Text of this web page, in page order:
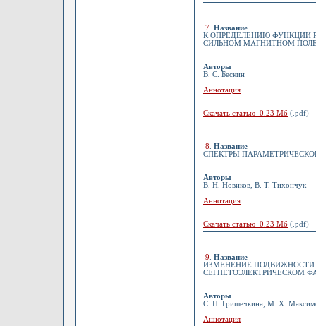
7 Название
К ОПРЕДЕЛЕНИЮ ФУНКЦИИ
СИЛЬНОМ МАГНИТНОМ
Авторы
В. С. Бескин
Аннотация
Скачать статью 0.23 Мб (.pdf)
8
Название
СПЕКТРЫ
Авторы
В. Н. Новиков, В. Т. Тихончук
Аннотация
Скачать статью 0.23 Мб (.pdf)
9
Название
ИЗМЕНЕНИЕ ПОДВИЖНОСТИ
СЕГНЕТОЭЛЕКТРИЧЕСКОМ
Авторы
С. П. Гришечкина, М. Х.
Аннотация